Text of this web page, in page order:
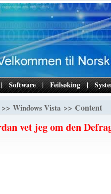
Software | Feilsøking |
>> Windows Vista >> Content
vet jeg om den